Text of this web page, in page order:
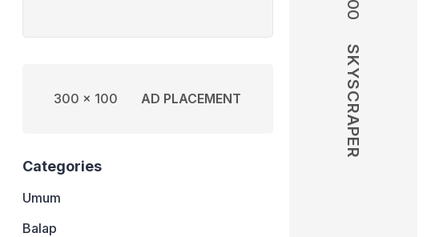
SKYSCRAPER
300 x 100 AD PLACEMENT
Categories
Umum
Balap